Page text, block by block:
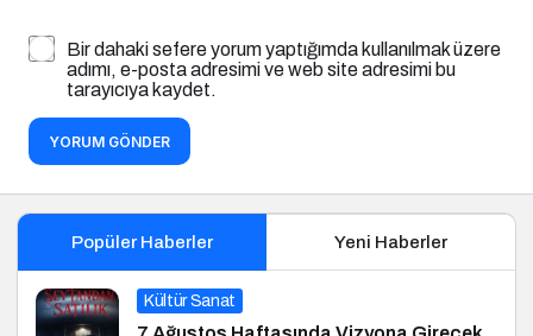
Bir dahaki sefere yorum yaptığımda kullanılmak üzere
adımı, e-posta adresimi ve web site adresimi bu
tarayıcıya kaydet.
YORUM GÖNDER
Popüler Haberler Yeni Haberler
Kültür Sanat